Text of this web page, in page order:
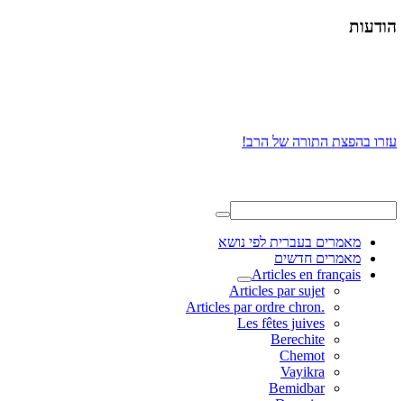
הודעות
עזרו בהפצת התורה של הרב!
מאמרים בעברית לפי נושא
מאמרים חדשים
Articles en français
Articles par sujet
.Articles par ordre chron
Les fêtes juives
Berechite
Chemot
Vayikra
Bemidbar